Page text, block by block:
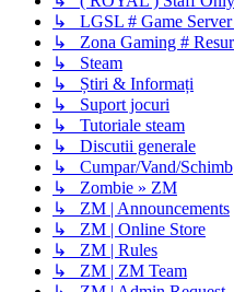
↳ LGSL # Game Server
↳ Zona Gaming #
↳ Steam
↳ Știri & Informați
↳ Suport jocuri
↳ Tutoriale steam
↳ Discutii generale
↳ Cumpar/Vand/Schimb
↳ Zombie » ZM
↳ ZM | Announcements
↳ ZM | Online Store
↳ ZM | Rules
↳ ZM | ZM Team